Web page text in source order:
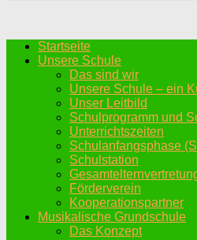
Startseite
Unsere Schule
Das sind wir
Unsere Schule – ein
Unser Leitbild
Schulprogramm und
Unterrichtszeiten
Schulanfangsphase
Schulstation
Förderverein
Kooperationspartner
Musikalische Grundschule
Das Konzept